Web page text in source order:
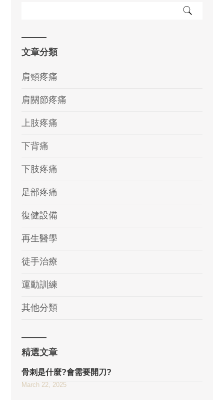
文章分類
肩頸疼痛
肩關節疼痛
上肢疼痛
下背痛
下肢疼痛
足部疼痛
復健設備
再生醫學
徒手治療
運動訓練
其他分類
精選文章
骨刺是什麼?會需要開刀?
March 22, 2025